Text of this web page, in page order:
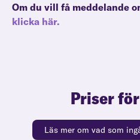
Om du vill få meddelande
klicka här.
Priser
Läs mer om vad som